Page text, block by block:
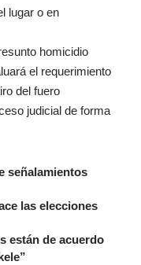
lugar o en
homicidio
el requerimiento
del fuero
judicial de forma
señalamientos
las elecciones
están de acuerdo